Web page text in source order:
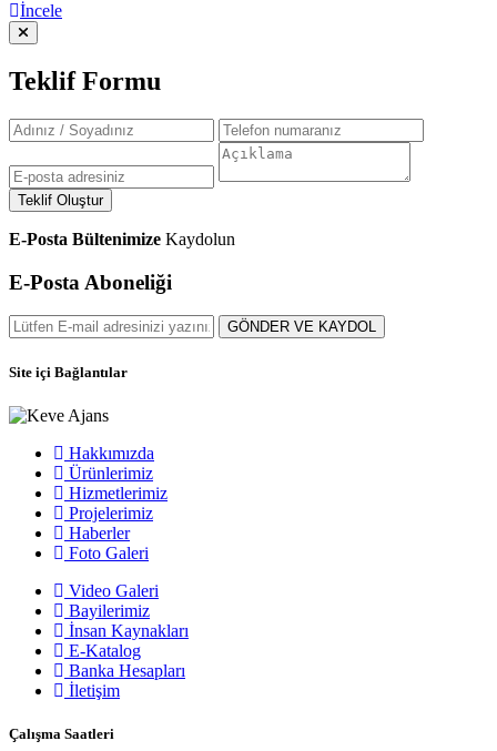
İncele
Teklif Formu
Teklif Oluştur
E-Posta Bültenimize Kaydolun
E-Posta Aboneliği
GÖNDER VE KAYDOL
Site içi Bağlantılar
Hakkımızda
Ürünlerimiz
Hizmetlerimiz
Projelerimiz
Haberler
Foto Galeri
Video Galeri
Bayilerimiz
İnsan Kaynakları
E-Katalog
Banka Hesapları
İletişim
Çalışma Saatleri